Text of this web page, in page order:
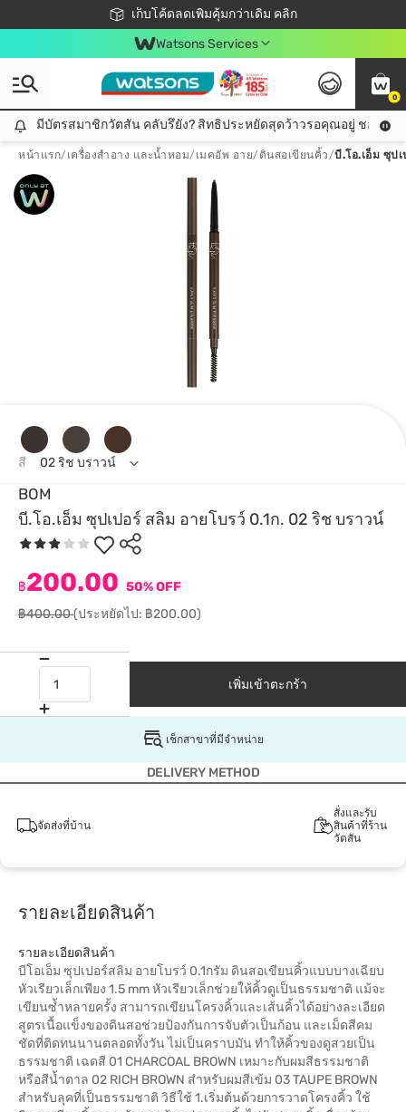
เก็บโค้ดลดเพิ่มคุ้มกว่าเดิม คลิก
ชอปออนไลน์ครั้งแรก ลดเพิ่มจุก ๆ 10%! 🎉
📦ส่งฟรี! เมื่อชอป 499฿
สมาชิกวัตสัน คลับดียังไง?
Watsons Services
0
มีบัตรสมาชิกวัตสัน คลับรึยัง? สิทธิประหยัดสุดว้าวรอคุณอยู่ ชอปคุ้มกว่าเดิม คลิก!
มีบัตรสมาชิกวัตสัน คลับรึยัง? สิทธิประหยัดสุดว้าวรอคุณอยู่ ชอปคุ้มก
หน้าแรก/ เครื่องสำอาง และน้ำหอม/ เมคอัพ อาย/ ดินสอเขียนคิ้ว/บี.โอ.เอ็ม ซุป
BOM
บี.โอ.เอ็ม ซุปเปอร์ สลิม อายโบรว์ 0.1ก. 02 ริช บราวน์
฿200.00 50% OFF
฿400.00(ประหยัดไป: ฿200.00)
สี 02 ริช บราวน์
เพิ่มเข้าตะกร้า
เช็กสาขาที่มีจำหน่าย
DELIVERY METHOD
จัดส่งที่บ้าน
สั่งและรับ
สินค้าที่ร้าน
วัตสัน
รายละเอียดสินค้า
รายละเอียดสินค้า
บีโอเอ็ม ซุปเปอร์สลิม อายโบรว์ 0.1กรัม ดินสอเขียนคิ้วแบบบางเฉียบ
หัวเรียวเล็กเพียง 1.5 mm หัวเรียวเล็กช่วยให้คิ้วดูเป็นธรรมชาติ แม้จะ
เขียนซ้ำหลายครั้ง สามารถเขียนโครงคิ้วและเส้นคิ้วได้อย่างละเอียด
สูตรเนื้อแข็งของดินสอช่วยป้องกันการจับตัวเป็นก้อน และเม็ดสีคม
ชัดที่ติดทนนานตลอดทั้งวัน ไม่เป็นคราบมัน ทำให้คิ้วของดูสวยเป็น
ธรรมชาติ เฉดสี 01 CHARCOAL BROWN เหมาะกับผมสีธรรมชาติ
หรือสีน้ำตาล 02 RICH BROWN สำหรับผมสีเข้ม 03 TAUPE BROWN
สำหรับลุคที่เป็นธรรมชาติ วิธีใช้ 1.เริ่มต้นด้วยการวาดโครงคิ้ว ใช้